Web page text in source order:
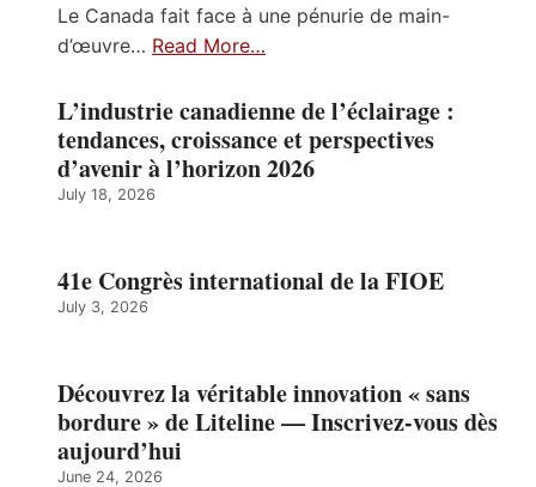
Le Canada fait face à une pénurie de main-
d’œuvre… Read More…
L’industrie canadienne de l’éclairage :
tendances, croissance et perspectives
d’avenir à l’horizon 2026
July 18, 2026
41e Congrès international de la FIOE
July 3, 2026
Découvrez la véritable innovation « sans
bordure » de Liteline — Inscrivez-vous dès
aujourd’hui
June 24, 2026